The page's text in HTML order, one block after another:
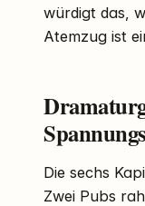
würdigt das,
Atemzug ist
Die sechs
Zwei Pubs